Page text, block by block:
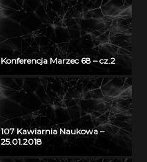
Konferencja Marzec 68 – cz.2
107 Kawiarnia Naukowa –
25.01.2018